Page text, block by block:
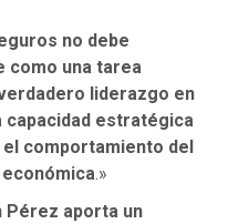
no debe
como una tarea
liderazgo en
estratégica
comportamiento del
.»
Pérez aporta un